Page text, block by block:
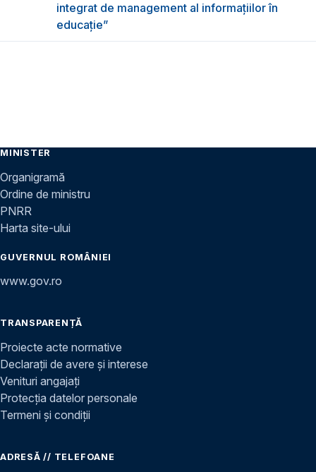
integrat de management al informațiilor în
educație”
MINISTER
Organigramă
Ordine de ministru
PNRR
Harta site-ului
GUVERNUL ROMÂNIEI
www.gov.ro
TRANSPARENȚĂ
Proiecte acte normative
Declarații de avere și interese
Venituri angajați
Protecția datelor personale
Termeni și condiții
ADRESĂ // TELEFOANE